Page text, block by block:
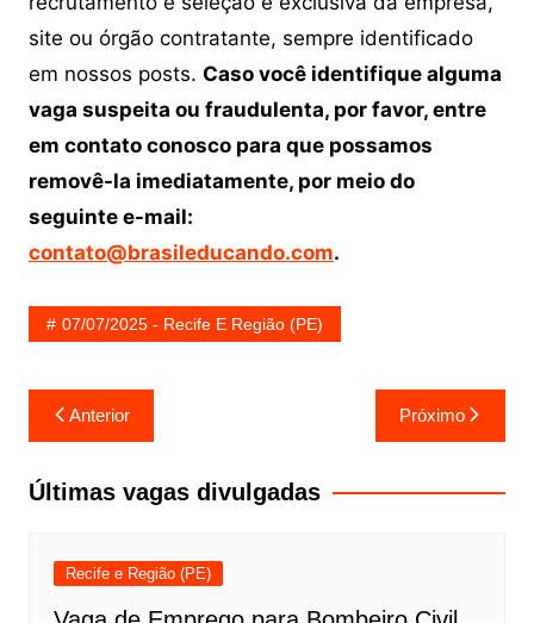
site ou órgão contratante, sempre identificado
em nossos posts. Caso você identifique alguma
vaga suspeita ou fraudulenta, por favor, entre
em contato conosco para que possamos
removê-la imediatamente, por meio do
seguinte e-mail:
contato@brasileducando.com.
07/07/2025 - Recife E Região (PE)
Navegação
de
Post
Anterior Próximo
Últimas vagas divulgadas
Recife e Região (PE)